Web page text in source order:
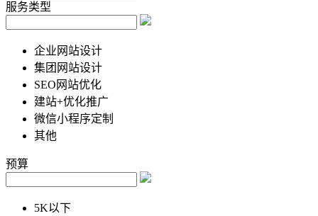
服务类型
企业网站设计
集团网站设计
SEO网站优化
建站+优化推广
微信小程序定制
其他
预算
5K以下